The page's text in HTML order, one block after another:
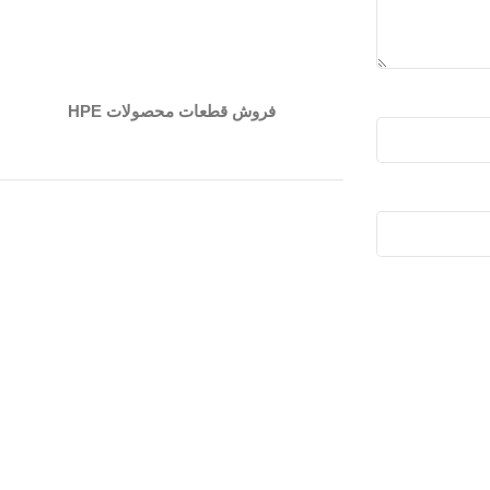
فروش قطعات محصولات HPE